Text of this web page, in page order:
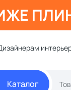
Каталог